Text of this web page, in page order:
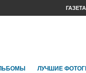
ГАЗЕТА
ЛУЧШИЕ